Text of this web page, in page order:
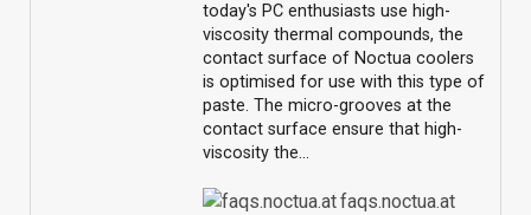
today's PC enthusiasts use high-
viscosity thermal compounds, the
contact surface of Noctua coolers
is optimised for use with this type of
paste. The micro-grooves at the
contact surface ensure that high-
viscosity the…
faqs.noctua.at